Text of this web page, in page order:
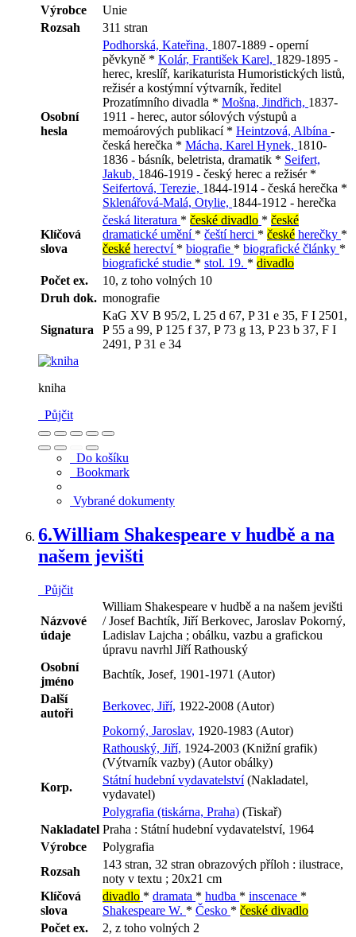
Výrobce
Unie
Rozsah
311 stran
Osobní
hesla
Podhorská, Kateřina, 1807-1889 - operní
pěvkyně * Kolár, František Karel, 1829-1895 -
herec, kreslíř, karikaturista Humoristických listů,
režisér a kostýmní výtvarník, ředitel
Prozatímního divadla * Mošna, Jindřich, 1837-
1911 - herec, autor sólových výstupů a
memoárových publikací * Heintzová, Albína -
česká herečka * Mácha, Karel Hynek, 1810-
1836 - básník, beletrista, dramatik * Seifert,
Jakub, 1846-1919 - český herec a režisér *
Seifertová, Terezie, 1844-1914 - česká herečka *
Sklenářová-Malá, Otylie, 1844-1912 - herečka
Klíčová
slova
česká literatura * české divadlo * české
dramatické umění * čeští herci * české herečky *
české herectví * biografie * biografické články *
biografické studie * stol. 19. * divadlo
Počet ex.
10, z toho volných 10
Druh dok. monografie
Signatura
KaG XV B 95/2, L 25 d 67, P 31 e 35, F I 2501,
P 55 a 99, P 125 f 37, P 73 g 13, P 23 b 37, F I
2491, P 31 e 34
kniha
Půjčit
Do košíku
Bookmark
Vybrané dokumenty
6.William Shakespeare v hudbě a na
našem jevišti
Půjčit
Názvové
údaje
William Shakespeare v hudbě a na našem jevišti
/ Josef Bachtík, Jiří Berkovec, Jaroslav Pokorný,
Ladislav Lajcha ; obálku, vazbu a grafickou
úpravu navrhl Jiří Rathouský
Osobní
jméno
Bachtík, Josef, 1901-1971 (Autor)
Další
autoři
Berkovec, Jiří, 1922-2008 (Autor)
Pokorný, Jaroslav, 1920-1983 (Autor)
Rathouský, Jiří, 1924-2003 (Knižní grafik)
(Výtvarník vazby) (Autor obálky)
Korp.
Státní hudební vydavatelství(Nakladatel,
vydavatel)
Polygrafia (tiskárna, Praha) (Tiskař)
Nakladatel Praha : Státní hudební vydavatelství, 1964
Výrobce
Polygrafia
Rozsah
143 stran, 32 stran obrazových příloh : ilustrace,
noty v textu ; 20x21 cm
Klíčová
slova
divadlo * dramata * hudba * inscenace *
Shakespeare W. * Česko * české divadlo
Počet ex.
2, z toho volných 2